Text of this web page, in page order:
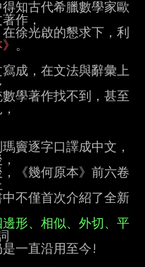
知古代希臘數學家歐
作，
徐光啟的懇求下，利
。
成，在文法與辭彙上
學著作找不到，甚至
竇逐字口譯成中文，
《幾何原本》前六卷
不僅首次介紹了全新
形、相似、外切、平
是一直沿用至今!